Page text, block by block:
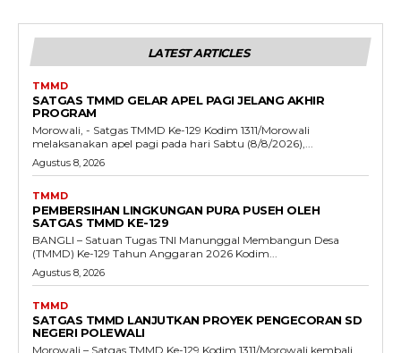
LATEST ARTICLES
TMMD
SATGAS TMMD GELAR APEL PAGI JELANG AKHIR
PROGRAM
Morowali, - Satgas TMMD Ke-129 Kodim 1311/Morowali
melaksanakan apel pagi pada hari Sabtu (8/8/2026),...
Agustus 8, 2026
TMMD
PEMBERSIHAN LINGKUNGAN PURA PUSEH OLEH
SATGAS TMMD KE-129
BANGLI – Satuan Tugas TNI Manunggal Membangun Desa
(TMMD) Ke-129 Tahun Anggaran 2026 Kodim...
Agustus 8, 2026
TMMD
SATGAS TMMD LANJUTKAN PROYEK PENGECORAN SD
NEGERI POLEWALI
Morowali – Satgas TMMD Ke-129 Kodim 1311/Morowali kembali